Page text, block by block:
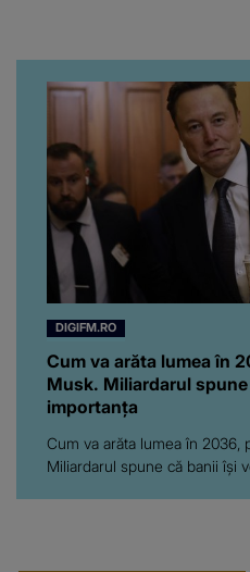
DIGIFM.RO
Cum va arăta lumea în
Musk. Miliardarul
importanța
Cum va arăta lumea în 2036,
Miliardarul spune că banii își